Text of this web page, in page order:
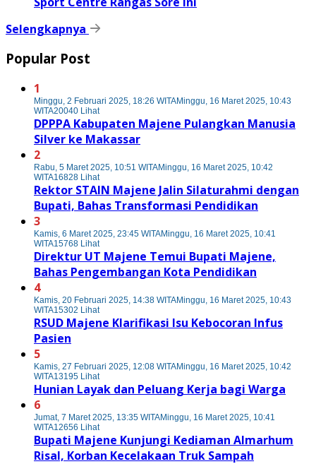
Selengkapnya
Popular Post
1
Minggu, 2 Februari 2025, 18:26 WITAMinggu, 16 Maret 2025, 10:43
WITA20040 Lihat
DPPPA Kabupaten Majene Pulangkan Manusia
Silver ke Makassar
2
Rabu, 5 Maret 2025, 10:51 WITAMinggu, 16 Maret 2025, 10:42
WITA16828 Lihat
Rektor STAIN Majene Jalin Silaturahmi dengan
Bupati, Bahas Transformasi Pendidikan
3
Kamis, 6 Maret 2025, 23:45 WITAMinggu, 16 Maret 2025, 10:41
WITA15768 Lihat
Direktur UT Majene Temui Bupati Majene,
Bahas Pengembangan Kota Pendidikan
4
Kamis, 20 Februari 2025, 14:38 WITAMinggu, 16 Maret 2025, 10:43
WITA15302 Lihat
RSUD Majene Klarifikasi Isu Kebocoran Infus
Pasien
5
Kamis, 27 Februari 2025, 12:08 WITAMinggu, 16 Maret 2025, 10:42
WITA13195 Lihat
Hunian Layak dan Peluang Kerja bagi Warga
6
Jumat, 7 Maret 2025, 13:35 WITAMinggu, 16 Maret 2025, 10:41
WITA12656 Lihat
Bupati Majene Kunjungi Kediaman Almarhum
Risal, Korban Kecelakaan Truk Sampah